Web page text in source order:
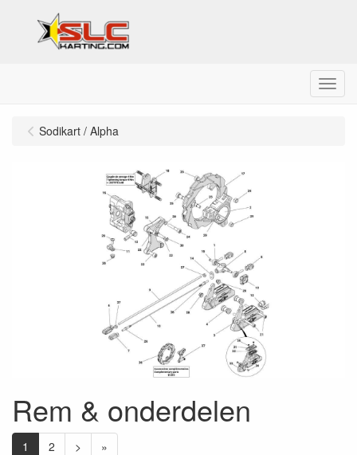
Menu
Sodikart / Alpha
Rem & onderdelen
1 2 >
»